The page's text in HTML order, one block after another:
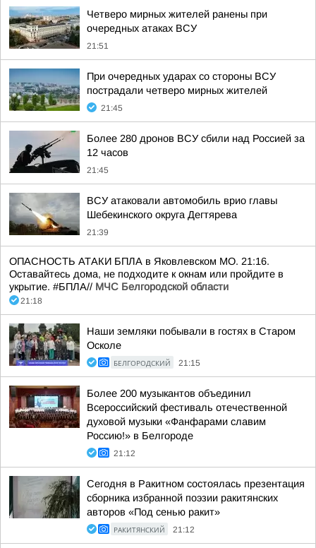
Четверо мирных жителей ранены при
очередных атаках ВСУ
21:51
При очередных ударах со стороны ВСУ
пострадали четверо мирных жителей
21:45
Более 280 дронов ВСУ сбили над Россией за
12 часов
21:45
ВСУ атаковали автомобиль врио главы
Шебекинского округа Дегтярева
21:39
ОПАСНОСТЬ АТАКИ БПЛА в Яковлевском МО. 21:16.
Оставайтесь дома, не подходите к окнам или пройдите в
укрытие. #БПЛА// МЧС Белгородской области
21:18
Наши земляки побывали в гостях в Старом
Осколе
БЕЛГОРОДСКИЙ 21:15
Более 200 музыкантов объединил
Всероссийский фестиваль отечественной
духовой музыки «Фанфарами славим
Россию!» в Белгороде
21:12
Сегодня в Ракитном состоялась презентация
сборника избранной поэзии ракитянских
авторов «Под сенью ракит»
РАКИТЯНСКИЙ 21:12